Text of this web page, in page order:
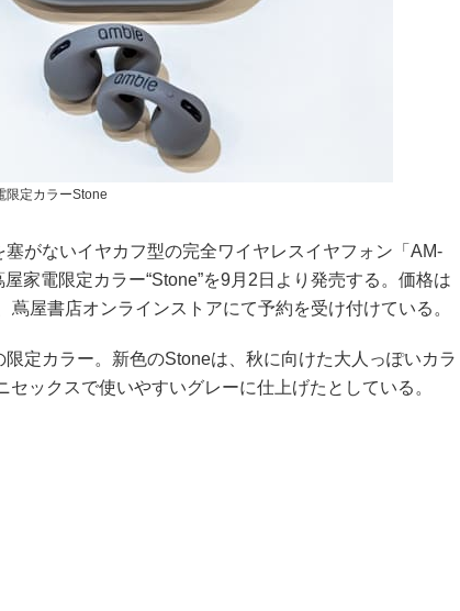
限定カラーStone
がないイヤカフ型の完全ワイヤレスイヤフォン「AM-
家電限定カラー“Stone”を9月2日より発売する。価格は
蔦屋書店オンラインストアにて予約を受け付けている。
限定カラー。新色のStoneは、秋に向けた大人っぽいカラ
セックスで使いやすいグレーに仕上げたとしている。